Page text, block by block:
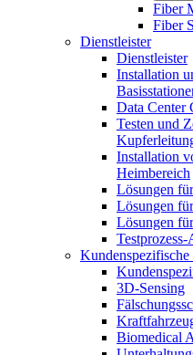
Fiber
Fiber
Dienstleister
Dienstleister
Installation
Data Center
Testen und
Installation
Heimbereich
Lösungen
Lösungen
Lösungen
3D-Sensing
Biomedical